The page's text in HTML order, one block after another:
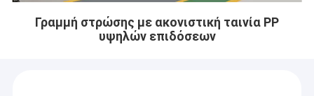
Γραμμή στρώσης με ακονιστική ταινία PP
υψηλών επιδόσεων